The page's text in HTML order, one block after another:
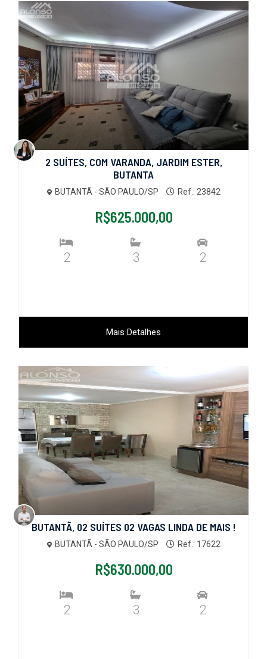
2 SUÍTES, COM VARANDA, JARDIM ESTER,
BUTANTA
BUTANTÃ - SÃO PAULO/SP Ref.: 23842
R$625.000,00
2 3 2
Mais Detalhes
BUTANTÃ, 02 SUÍTES 02 VAGAS LINDA DE MAIS !
BUTANTÃ - SÃO PAULO/SP Ref.: 17622
R$630.000,00
2 3 2